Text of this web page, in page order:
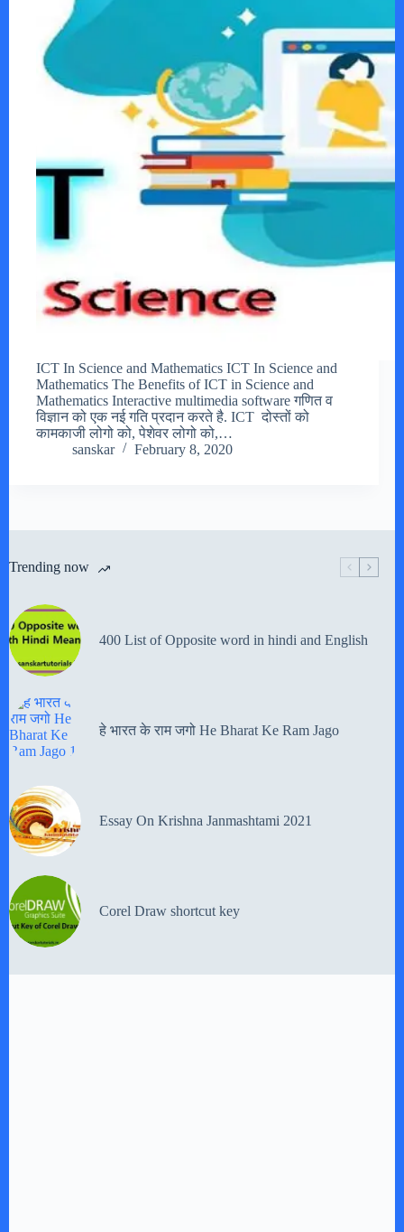
ICT In Science and Mathematics ICT In Science and
Mathematics The Benefits of ICT in Science and
Mathematics Interactive multimedia software गणित व
विज्ञान को एक नई गति प्रदान करते है. ICT दोस्तों को
कामकाजी लोगो को, पेशेवर लोगो को,…
sanskar
February 8, 2020
Trending now
400 List of Opposite word in hindi and English
हे भारत के राम जगो He Bharat Ke Ram Jago
Essay On Krishna Janmashtami 2021
Corel Draw shortcut key